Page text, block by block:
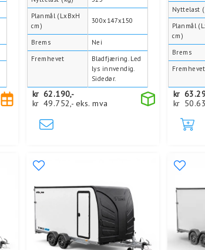
Planmål (LxBxH
cm)
300x147x150
Brems
Nei
Fremhevet
Bladfjæring. Led
lys innvendig.
Sidedør.
kr 62.190,-
kr 49.752,- eks. mva
Nyttelast
Planmål
cm)
Brems
Fremhevet
kr
kr